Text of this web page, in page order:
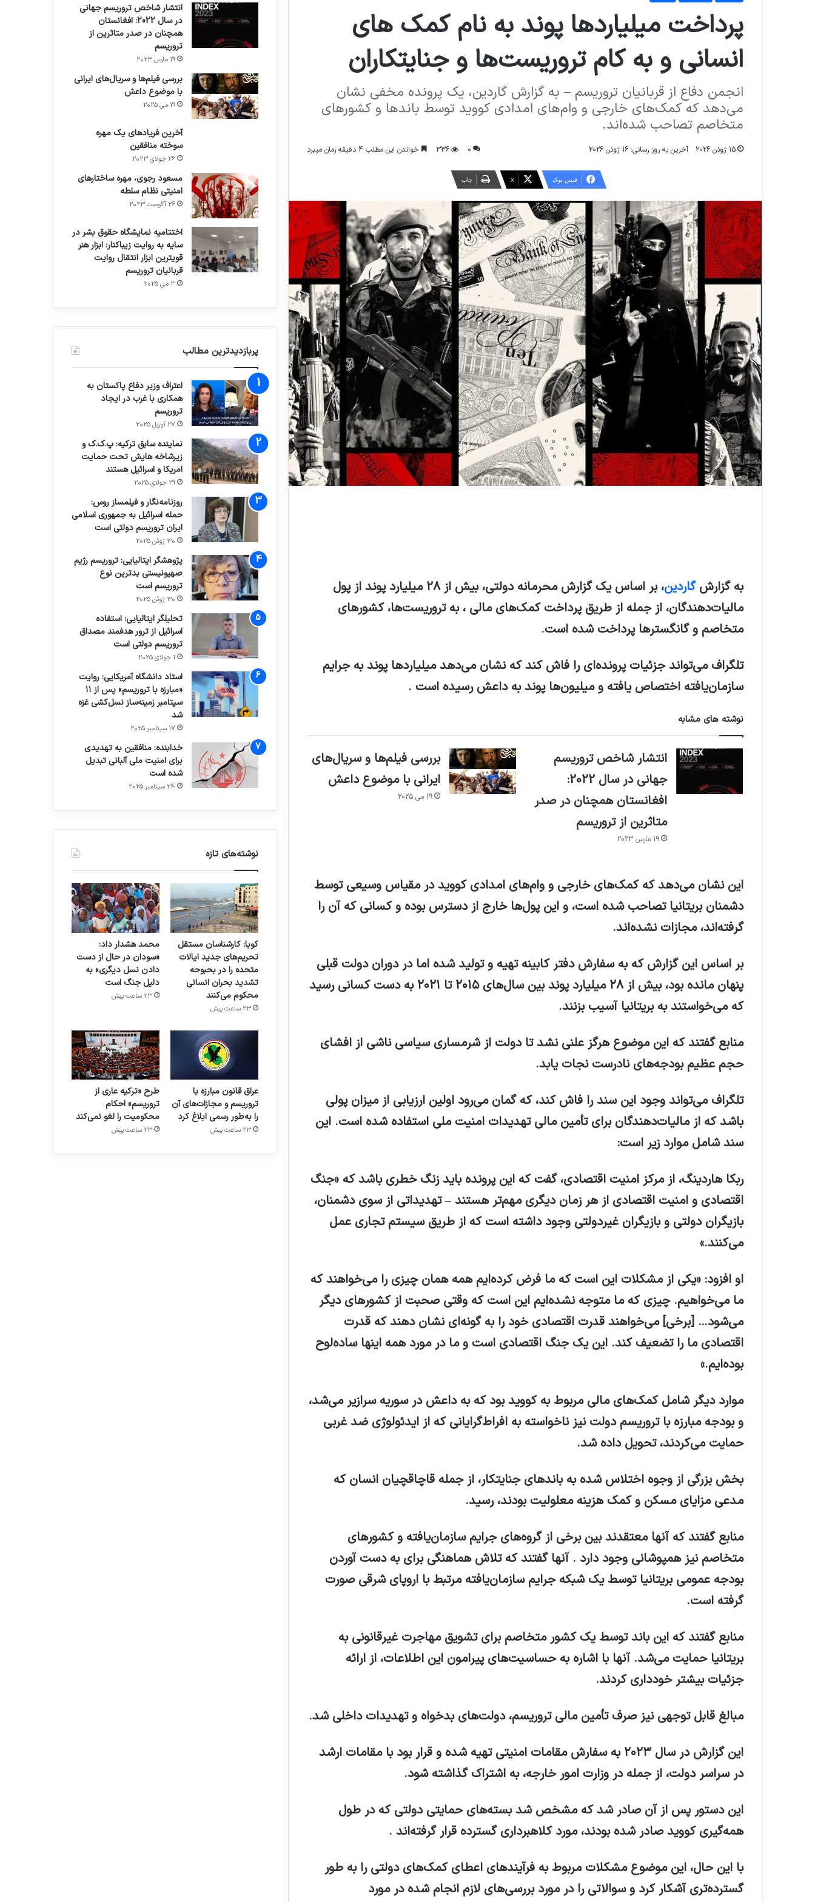
پرداخت میلیاردها پوند به نام کمک های
انسانی و به کام تروریست‌ها و جنایتکاران
انجمن دفاع از قربانیان تروریسم – به گزارش گاردین، یک پرونده مخفی نشان
می‌دهد که کمک‌های خارجی و وام‌های امدادی کووید توسط باندها و کشورهای
متخاصم تصاحب شده‌اند.
15 ژوئن 2026 آخرین به روز رسانی: 16 ژوئن 2026 0
336 خواندن این مطلب 4 دقیقه زمان میبرد
فیس بوک X چاپ
به گزارشگاردین
، بر اساس یک گزارش محرمانه دولتی، بیش از ۲۸ میلیارد پوند از پول
مالیات‌دهندگان، از جمله از طریق پرداخت کمک‌های مالی ، به تروریست‌ها، کشورهای
متخاصم و گانگسترها پرداخت شده است.
تلگراف می‌تواند جزئیات پرونده‌ای را فاش کند که نشان می‌دهد میلیاردها پوند به جرایم
سازمان‌یافته اختصاص یافته و میلیون‌ها پوند به داعش رسیده است .
نوشته های مشابه
انتشار شاخص تروریسم
جهانی در سال 2022:
افغانستان همچنان در صدر
متاثرین از تروریسم
19 مارس 2023
بررسی فیلم‌ها و سریال‌های
ایرانی با موضوع داعش
19 می 2025
این نشان می‌دهد که کمک‌های خارجی و وام‌های امدادی کووید در مقیاس وسیعی توسط
دشمنان بریتانیا تصاحب شده است، و این پول‌ها خارج از دسترس بوده و کسانی که آن را
گرفته‌اند، مجازات نشده‌اند.
بر اساس این گزارش که به سفارش دفتر کابینه تهیه و تولید شده اما در دوران دولت قبلی
پنهان مانده بود، بیش از ۲۸ میلیارد پوند بین سال‌های ۲۰۱۵ تا ۲۰۲۱ به دست کسانی رسید
که می‌خواستند به بریتانیا آسیب بزنند.
منابع گفتند که این موضوع هرگز علنی نشد تا دولت از شرمساری سیاسی ناشی از افشای
حجم عظیم بودجه‌های نادرست نجات یابد.
تلگراف می‌تواند وجود این سند را فاش کند، که گمان می‌رود اولین ارزیابی از میزان پولی
باشد که از مالیات‌دهندگان برای تأمین مالی تهدیدات امنیت ملی استفاده شده است. این
سند شامل موارد زیر است:
ربکا هاردینگ، از مرکز امنیت اقتصادی، گفت که این پرونده باید زنگ خطری باشد که «جنگ
اقتصادی و امنیت اقتصادی از هر زمان دیگری مهم‌تر هستند – تهدیداتی از سوی دشمنان،
بازیگران دولتی و بازیگران غیردولتی وجود داشته است که از طریق سیستم تجاری عمل
می‌کنند.»
او افزود: «یکی از مشکلات این است که ما فرض کرده‌ایم همه همان چیزی را می‌خواهند که
ما می‌خواهیم. چیزی که ما متوجه نشده‌ایم این است که وقتی صحبت از کشورهای دیگر
می‌شود… [برخی] می‌خواهند قدرت اقتصادی خود را به گونه‌ای نشان دهند که قدرت
اقتصادی ما را تضعیف کند. این یک جنگ اقتصادی است و ما در مورد همه اینها ساده‌لوح
بوده‌ایم.»
موارد دیگر شامل کمک‌های مالی مربوط به کووید بود که به داعش در سوریه سرازیر می‌شد،
و بودجه مبارزه با تروریسم دولت نیز ناخواسته به افراط‌گرایانی که از ایدئولوژی ضد غربی
حمایت می‌کردند، تحویل داده شد.
بخش بزرگی از وجوه اختلاس شده به باندهای جنایتکار، از جمله قاچاقچیان انسان که
مدعی مزایای مسکن و کمک هزینه معلولیت بودند، رسید.
منابع گفتند که آنها معتقدند بین برخی از گروه‌های جرایم سازمان‌یافته و کشورهای
متخاصم نیز همپوشانی وجود دارد . آنها گفتند که تلاش هماهنگی برای به دست آوردن
بودجه عمومی بریتانیا توسط یک شبکه جرایم سازمان‌یافته مرتبط با اروپای شرقی صورت
گرفته است.
منابع گفتند که این باند توسط یک کشور متخاصم برای تشویق مهاجرت غیرقانونی به
بریتانیا حمایت می‌شد. آنها با اشاره به حساسیت‌های پیرامون این اطلاعات، از ارائه
جزئیات بیشتر خودداری کردند.
مبالغ قابل توجهی نیز صرف تأمین مالی تروریسم، دولت‌های بدخواه و تهدیدات داخلی شد.
این گزارش در سال ۲۰۲۳ به سفارش مقامات امنیتی تهیه شده و قرار بود با مقامات ارشد
در سراسر دولت، از جمله در وزارت امور خارجه، به اشتراک گذاشته شود.
این دستور پس از آن صادر شد که مشخص شد بسته‌های حمایتی دولتی که در طول
همه‌گیری کووید صادر شده بودند، مورد کلاهبرداری گسترده قرار گرفته‌اند .
با این حال، این موضوع مشکلات مربوط به فرآیندهای اعطای کمک‌های دولتی را به طور
گسترده‌تری آشکار کرد و سوالاتی را در مورد بررسی‌های لازم انجام شده در مورد
انتشار شاخص تروریسم جهانی
در سال 2022: افغانستان
همچنان در صدر متاثرین از
تروریسم
19 مارس 2023
بررسی فیلم‌ها و سریال‌های ایرانی
با موضوع داعش
19 می 2025
آخرین فریادهای یک مهره
سوخته منافقین
26 جولای 2023
مسعود رجوی، مهره ساختارهای
امنیتی نظام سلطه
26 آگوست 2023
اختتامیه نمایشگاه حقوق بشر در
سایه به روایت زیباکنار: ابزار هنر
قویترین ابزار انتقال روایت
قربانیان تروریسم
3 می 2025
پربازدیدترین مطالب
اعتراف وزیر دفاع پاکستان به
همکاری با غرب در ایجاد
تروریسم
27 آوریل 2025
نماینده سابق ترکیه: پ.ک.ک و
زیرشاخه هایش تحت حمایت
امریکا و اسرائیل هستند
29 جولای 2025
روزنامه‌نگار و فیلمساز روس:
حمله اسرائیل به جمهوری اسلامی
ایران تروریسم دولتی است
30 ژوئن 2025
پژوهشگر ایتالیایی: تروریسم رژیم
صهیونیستی بدترین نوع
تروریسم است
30 ژوئن 2025
تحلیلگر ایتالیایی: استفاده
اسرائیل از ترور هدفمند مصداق
تروریسم دولتی است
1 جولای 2025
استاد دانشگاه آمریکایی: روایت
«مبارزه با تروریسم» پس از ۱۱
سپتامبر زمینه‌ساز نسل‌کشی غزه
شد
17 سپتامبر 2025
خدابنده: منافقین به تهدیدی
برای امنیت ملی آلبانی تبدیل
شده است
24 سپتامبر 2025
نوشته‌های تازه
کوبا: کارشناسان مستقل
تحریم‌های جدید ایالات
متحده را در بحبوحه
تشدید بحران انسانی
محکوم می‌کنند
23 ساعت پیش
محمد هشدار داد:
«سودان در حال از دست
دادن نسل دیگری» به
دلیل جنگ است
23 ساعت پیش
عراق قانون مبارزه با
تروریسم و مجازات‌های آن
را به‌طور رسمی ابلاغ کرد
23 ساعت پیش
طرح «ترکیه عاری از
تروریسم» احکام
محکومیت را لغو نمی‌کند
23 ساعت پیش